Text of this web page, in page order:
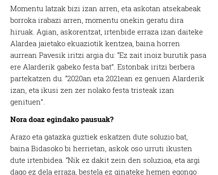
Momentu latzak bizi izan arren, eta askotan atsekabeak
borroka irabazi arren, momentu onekin geratu dira
hiruak. Agian, askorentzat, irtenbide erraza izan daiteke
Alardea jaietako ekuaziotik kentzea, baina horren
aurrean Pavesik iritzi argia du: “Ez zait inoiz burutik pasa
ere Alarderik gabeko festa bat”. Estonbak iritzi berbera
partekatzen du. “2020an eta 2021ean ez genuen Alarderik
izan, eta ikusi zen zer nolako festa tristeak izan
genituen”.
Nora doaz egindako pausuak?
Arazo eta gatazka guztiek eskatzen dute soluzio bat,
baina Bidasoko bi herrietan, askok oso urruti ikusten
dute irtenbidea. “Nik ez dakit zein den soluzioa, eta argi
dago ez dela erraza, bestela ez ginateke hemen egongo